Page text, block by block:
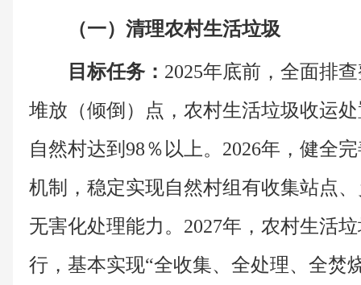
（一）清理农村生活垃圾
目标任务： 2025年底前，全面排
堆放（倾倒）点，农村生活垃圾收运
自然村达到98％以上。2026年，健全
机制，稳定实现自然村组有收集站点
无害化处理能力。2027年，农村生活
行，基本实现“全收集、全处理、全焚